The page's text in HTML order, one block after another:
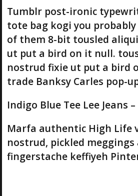
g
o
B
l
u
e
T
e
L
e
e
J
e
Tumblr post-ironic
tote bag kogi you probably
of them 8-bit tousled
ut put a bird on it null.
nostrud fixie ut put a bird
trade Banksy Carles pop-
Indigo Blue Tee Lee Jeans –
Marfa authentic High Life
nostrud, pickled meggings
fingerstache keffiyeh